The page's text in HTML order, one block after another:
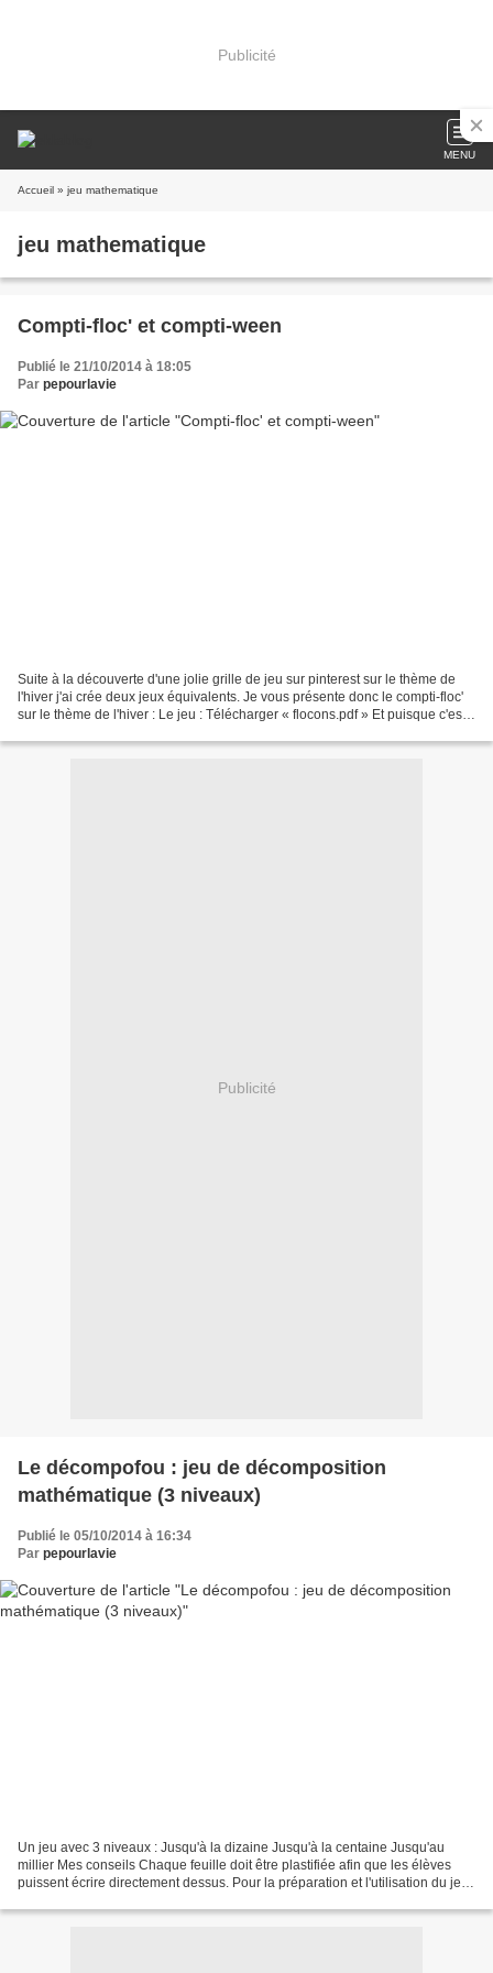
Publicité
MENU
Accueil » jeu mathematique
jeu mathematique
Compti-floc' et compti-ween
Publié le 21/10/2014 à 18:05
Par pepourlavie
Suite à la découverte d'une jolie grille de jeu sur pinterest sur le thème de
l'hiver j'ai crée deux jeux équivalents. Je vous présente donc le compti-floc'
sur le thème de l'hiver : Le jeu : Télécharger « flocons.pdf » Et puisque c'est
Publicité
Le décompofou : jeu de décomposition
mathématique (3 niveaux)
Publié le 05/10/2014 à 16:34
Par pepourlavie
Un jeu avec 3 niveaux : Jusqu'à la dizaine Jusqu'à la centaine Jusqu'au
millier Mes conseils Chaque feuille doit être plastifiée afin que les élèves
puissent écrire directement dessus. Pour la préparation et l'utilisation du jeu